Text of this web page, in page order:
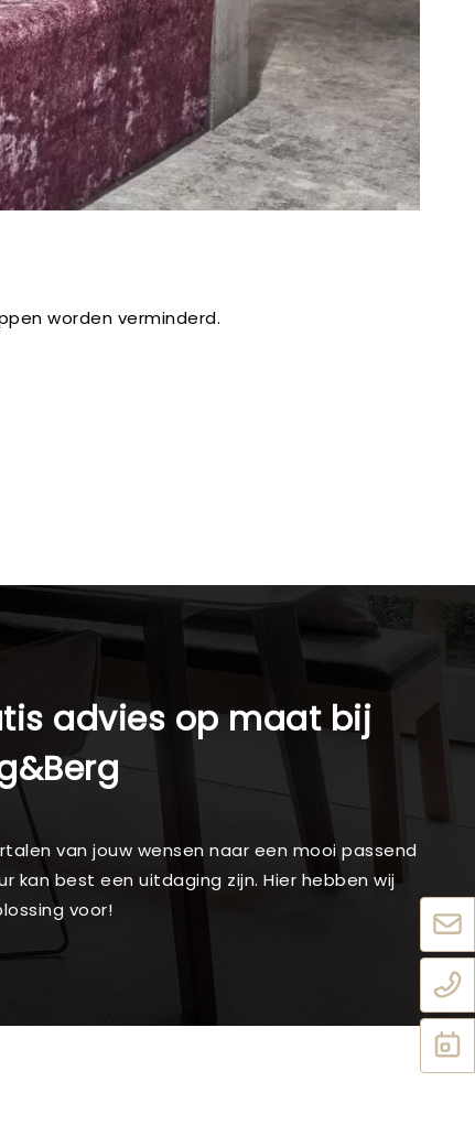
worden verminderd.
advies op maat bij
van jouw wensen naar een mooi passend
kan best een uitdaging zijn. Hier hebben wij
voor!